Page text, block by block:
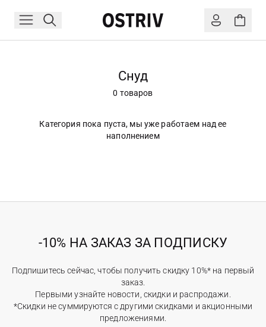
Снуд
0 товаров
Категория пока пуста, мы уже работаем над ее
наполнением
-10% НА ЗАКАЗ ЗА ПОДПИСКУ
Подпишитесь сейчас, чтобы получить скидку 10%* на первый
заказ.
Первыми узнайте новости, скидки и распродажи.
*Скидки не суммируются с другими скидками и акционными
предложениями.